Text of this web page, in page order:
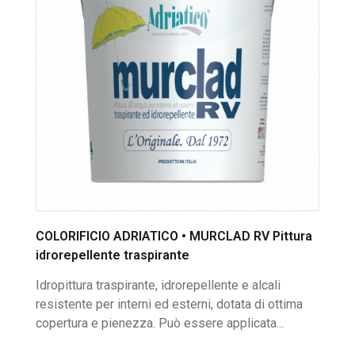
COLORIFICIO ADRIATICO • MURCLAD RV Pittura
idrorepellente traspirante
Idropittura traspirante, idrorepellente e alcali
resistente per interni ed esterni, dotata di ottima
copertura e pienezza. Può essere applicata...